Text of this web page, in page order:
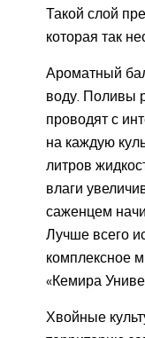
Такой слой
которая так
Ароматный
воду. Поливы
проводят с
на каждую
литров
влаги
саженцем
Лучше всего
комплексное
«Кемира
Хвойные